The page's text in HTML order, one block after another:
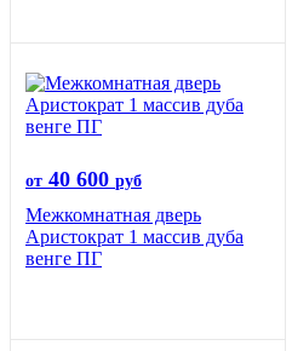
от 40 600 руб
Межкомнатная дверь
Аристократ 1 массив дуба
венге ПГ